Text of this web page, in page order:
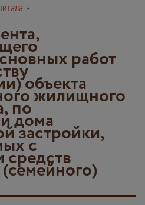
работ
объекта
жилищного
по
дома
застройки,
с